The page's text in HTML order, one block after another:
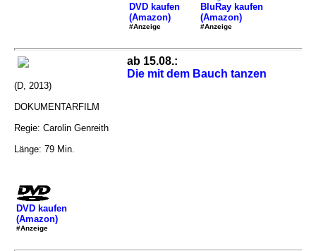
DVD kaufen
(Amazon)
#Anzeige
BluRay kaufen
(Amazon)
#Anzeige
ab 15.08.:
Die mit dem Bauch tanzen
(D, 2013)
DOKUMENTARFILM
Regie: Carolin Genreith
Länge: 79 Min.
DVD kaufen
(Amazon)
#Anzeige